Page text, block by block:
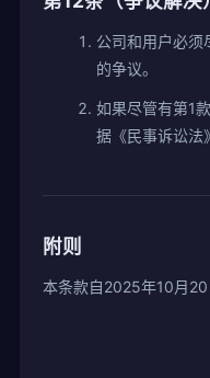
公司和用户必须
的争议。
如果尽管有第1
据《民事诉讼法
附则
本条款自2025年10月20